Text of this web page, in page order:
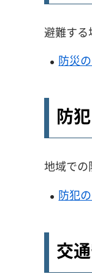
避難する
防災
防犯
地域での
防犯
交